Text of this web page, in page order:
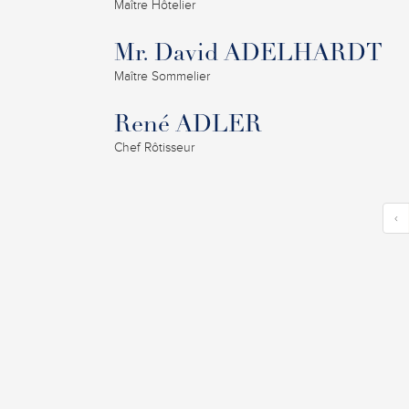
Maître Hôtelier
Mr. David ADELHARDT
Maître Sommelier
René ADLER
Chef Rôtisseur
‹